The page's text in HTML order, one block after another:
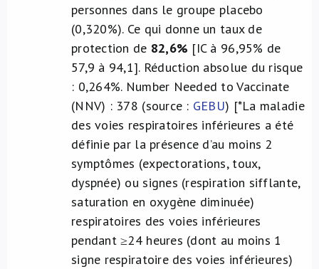
personnes dans le groupe placebo
(0,320%). Ce qui donne un taux de
protection de 82,6% [IC à 96,95% de
57,9 à 94,1]. Réduction absolue du risque
: 0,264%. Number Needed to Vaccinate
(NNV) : 378 (source : GEBU) [*La maladie
des voies respiratoires inférieures a été
définie par la présence d’au moins 2
symptômes (expectorations, toux,
dyspnée) ou signes (respiration sifflante,
saturation en oxygène diminuée)
respiratoires des voies inférieures
pendant ≥24 heures (dont au moins 1
signe respiratoire des voies inférieures)